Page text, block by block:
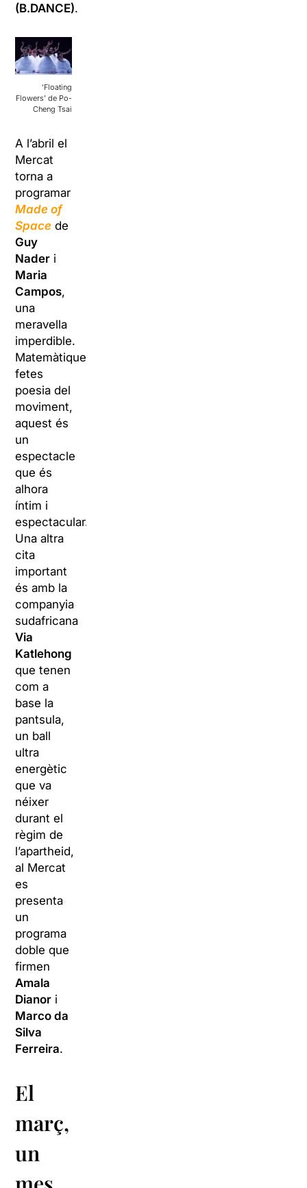
(B.DANCE).
‘Floating
Flowers’ de Po-
Cheng Tsai
A l’abril el
Mercat
torna a
programar
Made of
Space de
Guy
Nader i
Maria
Campos,
una
meravella
imperdible.
Matemàtiques
fetes
poesia del
moviment,
aquest és
un
espectacle
que és
alhora
íntim i
espectacular.
Una altra
cita
important
és amb la
companyia
sudafricana
Via
Katlehong
que tenen
com a
base la
pantsula,
un ball
ultra
energètic
que va
néixer
durant el
règim de
l’apartheid,
al Mercat
es
presenta
un
programa
doble que
firmen
Amala
Dianor i
Marco da
Silva
Ferreira.
El
març,
un